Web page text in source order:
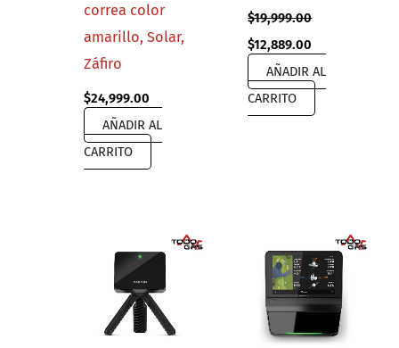
correa color
amarillo, Solar,
Záfiro
$24,999.00
AÑADIR AL
CARRITO
$19,999.00
Original
price
was:
$19,999.00.
$12,889.00
price
is:
$12,889.00.
AÑADIR AL
CARRITO